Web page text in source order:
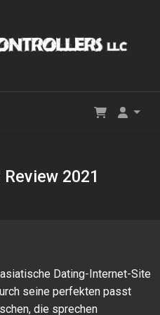
2021
Dating-Internet-Site
seine perfekten passt
die sprechen